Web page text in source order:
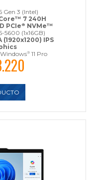
Gen 3 (Intel)
7 240H
PCIe ® NVMe™
5600 (1x16GB)
(1920x1200) IPS
Windows®11 Pro